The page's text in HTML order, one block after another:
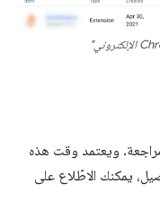
ويعتمد وقت هذه
يمكنك الاطّلاع على